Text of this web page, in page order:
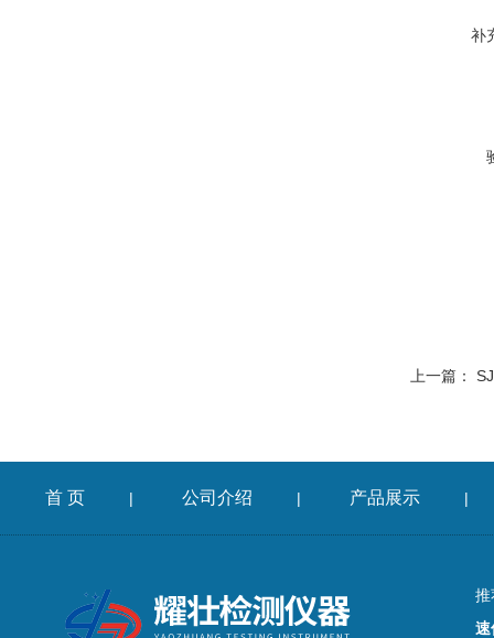
补
上一篇：
首 页 | 公司介绍 | 产品展示 |
推
速